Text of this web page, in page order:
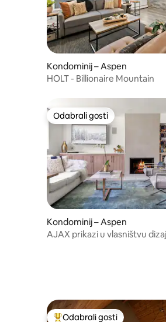
Kondominij – Aspen
HOLT - Billionaire Mountain
Odabrali gosti
Odabrali gosti
Kondominij – Aspen
AJAX prikazi u vlasništvu
Odabrali gosti